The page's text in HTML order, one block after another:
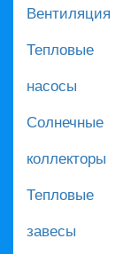
Вентиляция
Тепловые
насосы
Солнечные
коллекторы
Тепловые
завесы